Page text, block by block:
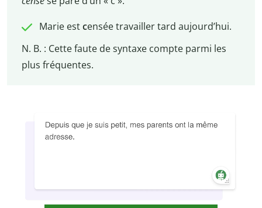
Marie estcensée travailler tard aujourd’hui.
N. B. : Cette faute de syntaxe compte parmi les
plus fréquentes.